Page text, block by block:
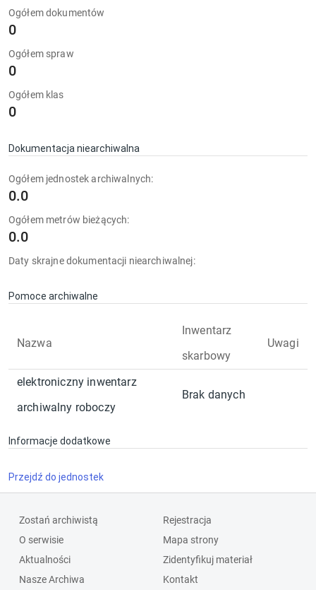
Ogółem dokumentów
0
Ogółem spraw
0
Ogółem klas
0
Dokumentacja niearchiwalna
Ogółem jednostek archiwalnych:
0.0
Ogółem metrów bieżących:
0.0
Daty skrajne dokumentacji niearchiwalnej:
Pomoce archiwalne
Nazwa
Inwentarz
skarbowy
Uwagi
elektroniczny inwentarz
archiwalny roboczy
Brak danych
Informacje dodatkowe
Przejdź do jednostek
Zostań archiwistą
O serwisie
Aktualności
Nasze Archiwa
Rejestracja
Mapa strony
Zidentyfikuj materiał
Kontakt